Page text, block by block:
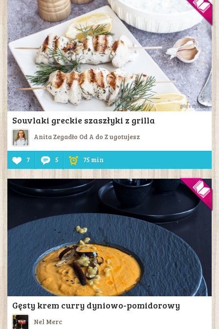
Souvlaki greckie szaszłyki z grilla
Anita Zegadło Od A do Z ugotujesz
7 5 75 min
Gęsty krem curry dyniowo-pomidorowy
Nel Merc